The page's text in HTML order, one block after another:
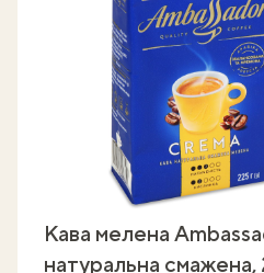
Кава мелена
натуральна смажена,